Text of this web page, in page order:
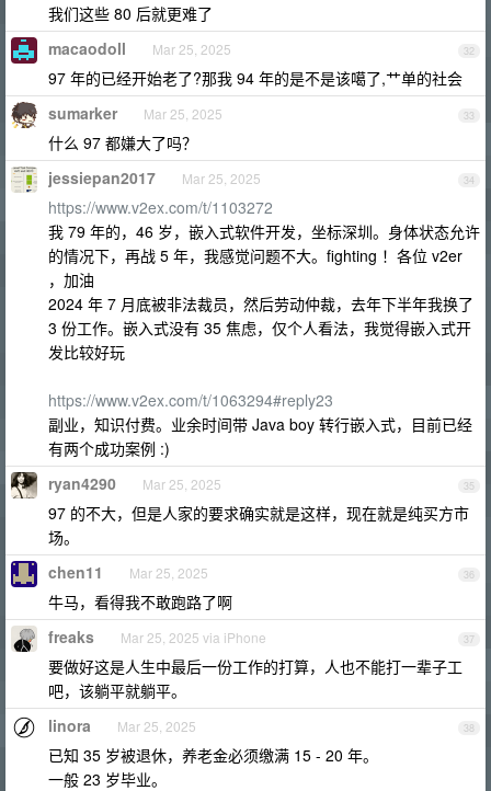
我们这些 80 后就更难了
32
macaodoll Mar 25, 2025
97 年的已经开始老了?那我 94 年的是不是该噶了,艹单的社会
33
sumarker Mar 25, 2025
什么 97 都嫌大了吗？
34
jessiepan2017 Mar 25, 2025
https://www.v2ex.com/t/1103272
我 79 年的，46 岁，嵌入式软件开发，坐标深圳。身体状态允许
的情况下，再战 5 年，我感觉问题不大。fighting ！各位 v2er
，加油
2024 年 7 月底被非法裁员，然后劳动仲裁，去年下半年我换了
3 份工作。嵌入式没有 35 焦虑，仅个人看法，我觉得嵌入式开
发比较好玩
https://www.v2ex.com/t/1063294#reply23
副业，知识付费。业余时间带 Java boy 转行嵌入式，目前已经
有两个成功案例 :)
35
ryan4290 Mar 25, 2025
97 的不大，但是人家的要求确实就是这样，现在就是纯买方市
场。
36
chen11 Mar 25, 2025
牛马，看得我不敢跑路了啊
37
freaks Mar 25, 2025 via iPhone
要做好这是人生中最后一份工作的打算，人也不能打一辈子工
吧，该躺平就躺平。
38
linora Mar 25, 2025
已知 35 岁被退休，养老金必须缴满 15 - 20 年。
一般 23 岁毕业。